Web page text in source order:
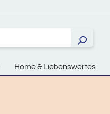
Home & Liebenswertes